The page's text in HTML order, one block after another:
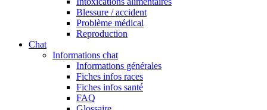
Blessure / accident
Problème médical
Reproduction
Chat
Informations chat
Informations générales
Fiches infos races
Fiches infos santé
FAQ